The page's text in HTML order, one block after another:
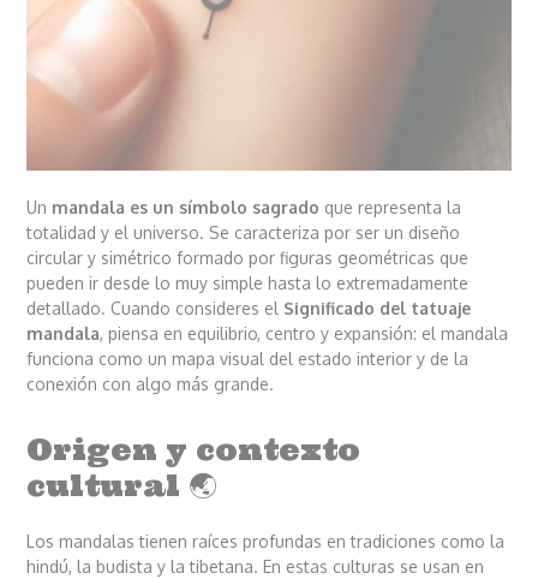
Un mandala es un símbolo sagrado que representa la
totalidad y el universo. Se caracteriza por ser un diseño
circular y simétrico formado por figuras geométricas que
pueden ir desde lo muy simple hasta lo extremadamente
detallado. Cuando consideres el Significado del tatuaje
mandala, piensa en equilibrio, centro y expansión: el mandala
funciona como un mapa visual del estado interior y de la
conexión con algo más grande.
Origen y contexto
cultural 🌏
Los mandalas tienen raíces profundas en tradiciones como la
hindú, la budista y la tibetana. En estas culturas se usan en